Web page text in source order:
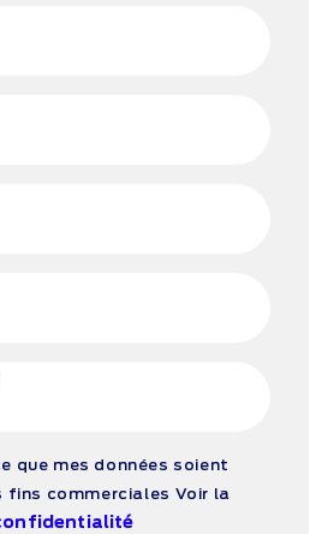
que mes données soient
fins commerciales Voir la